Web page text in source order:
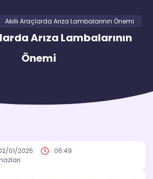
Akıllı Araçlarda Arıza Lambalarının Önemi
Arıza Lambalarının
Önemi
01/2025
06:49